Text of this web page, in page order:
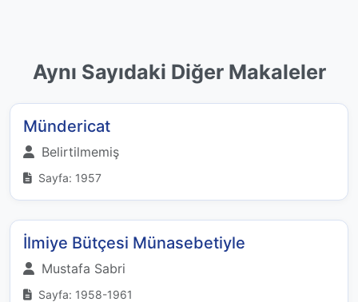
Aynı Sayıdaki Diğer Makaleler
Mündericat
Belirtilmemiş
Sayfa: 1957
İlmiye Bütçesi Münasebetiyle
Mustafa Sabri
Sayfa: 1958-1961